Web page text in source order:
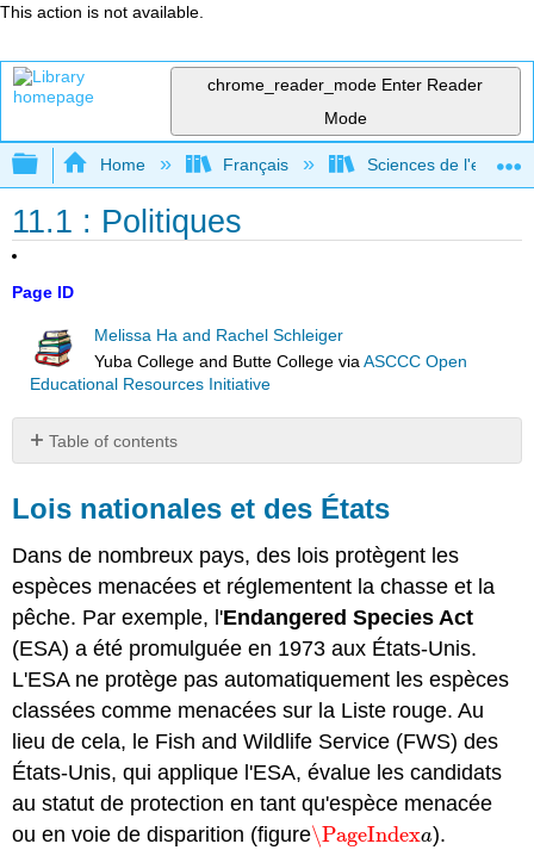
This action is not available.
chrome_reader_mode Enter Reader
Mode
Expand/collapse global hierarchy
Home Français Sciences de
11.1 : Politiques
Page ID
Melissa Ha and Rachel Schleiger
Yuba College and Butte College viaASCCC Open
Educational Resources Initiative
Table of contents
nationales
et
États
Accords
internationaux
Attribution
Lois nationales et des États
Dans de nombreux pays, des lois protègent les
espèces menacées et réglementent la chasse et la
pêche. Par exemple, l'Endangered Species Act
(ESA) a été promulguée en 1973 aux États-Unis.
L'ESA ne protège pas automatiquement les espèces
classées comme menacées sur la Liste rouge. Au
lieu de cela, le Fish and Wildlife Service (FWS) des
États-Unis, qui applique l'ESA, évalue les candidats
au statut de protection en tant qu'espèce menacée
ou en voie de disparition (figure\PageIndexa
\PageIndexa).